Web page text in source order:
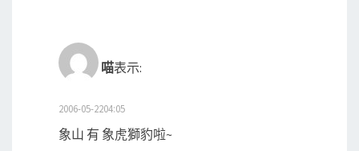
喵表示:
2006-05-2204:05
象山 有 象虎獅豹啦~